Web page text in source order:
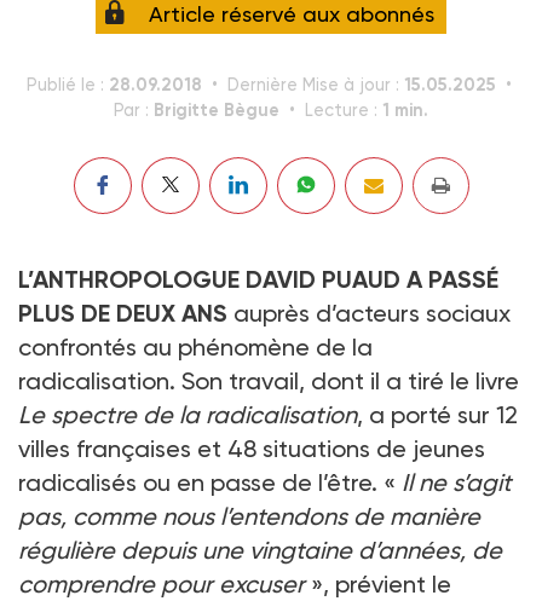
Article réservé aux abonnés
Publié le : 28.09.2018 Dernière Mise à jour : 15.05.2025
Par : Brigitte Bègue Lecture : 1 min.
L’ANTHROPOLOGUE DAVID PUAUD A PASSÉ
PLUS DE DEUX ANS auprès d’acteurs sociaux
confrontés au phénomène de la
radicalisation. Son travail, dont il a tiré le livre
Le spectre de la radicalisation, a porté sur 12
villes françaises et 48 situations de jeunes
radicalisés ou en passe de l’être. « Il ne s’agit
pas, comme nous l’entendons de manière
régulière depuis une vingtaine d’années, de
comprendre pour excuser», prévient le